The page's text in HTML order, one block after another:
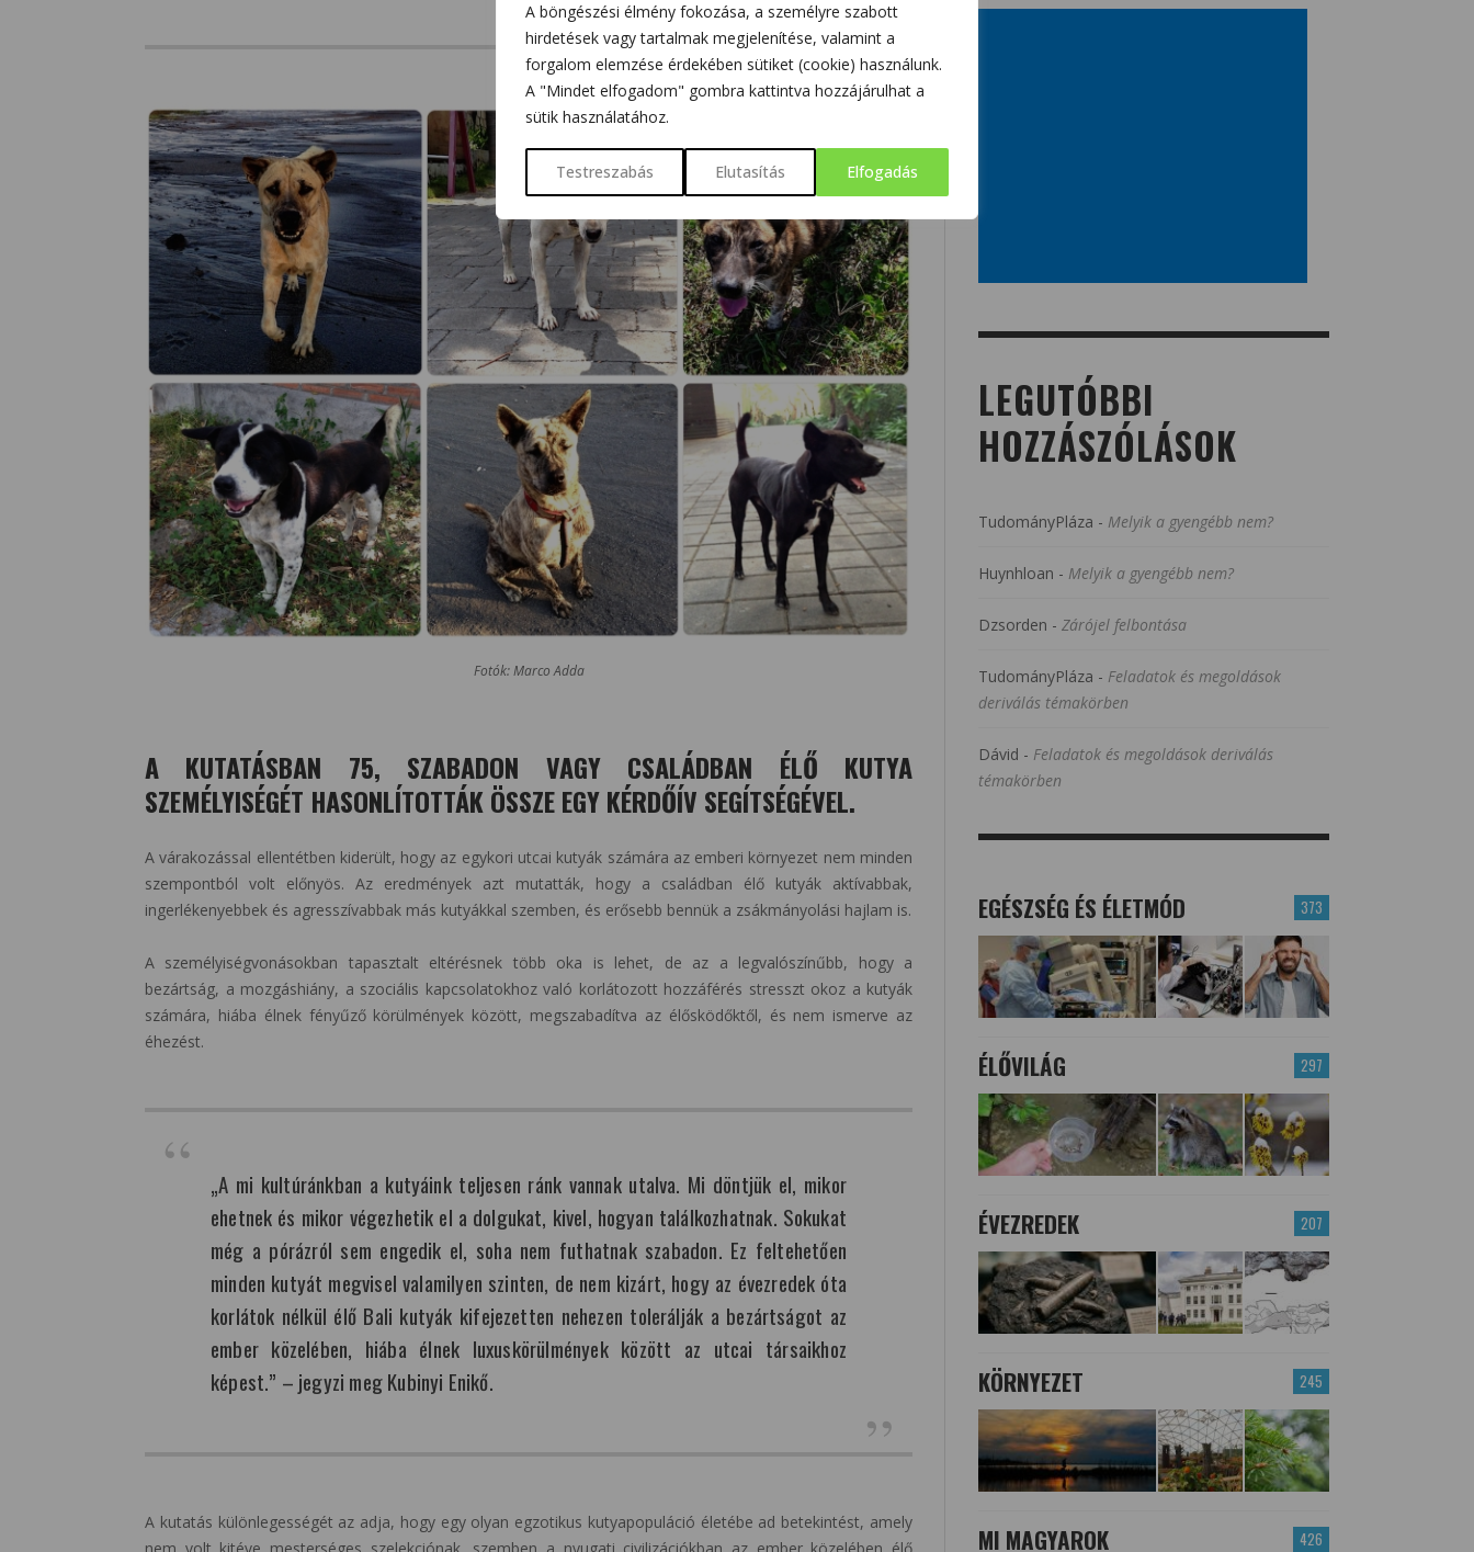
A böngészési élmény fokozása, a személyre szabott
hirdetések vagy tartalmak megjelenítése, valamint a
forgalom elemzése érdekében sütiket (cookie) használunk.
A "Mindet elfogadom" gombra kattintva hozzájárulhat a
sütik használatához.
Testreszabás Elutasítás Elfogadás
Fotók: Marco Adda
A KUTATÁSBAN 75, SZABADON VAGY CSALÁDBAN ÉLŐ KUTYA
SZEMÉLYISÉGÉT HASONLÍTOTTÁK ÖSSZE EGY KÉRDŐÍV SEGÍTSÉGÉVEL.
A várakozással ellentétben kiderült, hogy az egykori utcai kutyák számára az emberi környezet nem minden
szempontból volt előnyös. Az eredmények azt mutatták, hogy a családban élő kutyák aktívabbak,
ingerlékenyebbek és agresszívabbak más kutyákkal szemben, és erősebb bennük a zsákmányolási hajlam is.
A személyiségvonásokban tapasztalt eltérésnek több oka is lehet, de az a legvalószínűbb, hogy a
bezártság, a mozgáshiány, a szociális kapcsolatokhoz való korlátozott hozzáférés stresszt okoz a kutyák
számára, hiába élnek fényűző körülmények között, megszabadítva az élősködőktől, és nem ismerve az
éhezést.
„A mi kultúránkban a kutyáink teljesen ránk vannak utalva. Mi döntjük el, mikor
ehetnek és mikor végezhetik el a dolgukat, kivel, hogyan találkozhatnak. Sokukat
még a pórázról sem engedik el, soha nem futhatnak szabadon. Ez feltehetően
minden kutyát megvisel valamilyen szinten, de nem kizárt, hogy az évezredek óta
korlátok nélkül élő Bali kutyák kifejezetten nehezen tolerálják a bezártságot az
ember közelében, hiába élnek luxuskörülmények között az utcai társaikhoz
képest.” – jegyzi meg Kubinyi Enikő.
A kutatás különlegességét az adja, hogy egy olyan egzotikus kutyapopuláció életébe ad betekintést, amely
LEGUTÓBBI
HOZZÁSZÓLÁSOK
TudományPláza - Melyik a gyengébb nem?
Huynhloan - Melyik a gyengébb nem?
Dzsorden - Zárójel felbontása
TudományPláza - Feladatok és megoldások
deriválás témakörben
Dávid - Feladatok és megoldások deriválás
témakörben
373
EGÉSZSÉG ÉS ÉLETMÓD
297
ÉLŐVILÁG
207
ÉVEZREDEK
245
KÖRNYEZET
426
MI MAGYAROK